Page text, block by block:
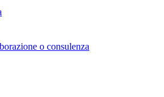
o consulenza